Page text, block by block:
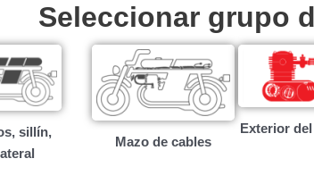
Seleccionar grupo
sillín,
Mazo de cables
Exterior